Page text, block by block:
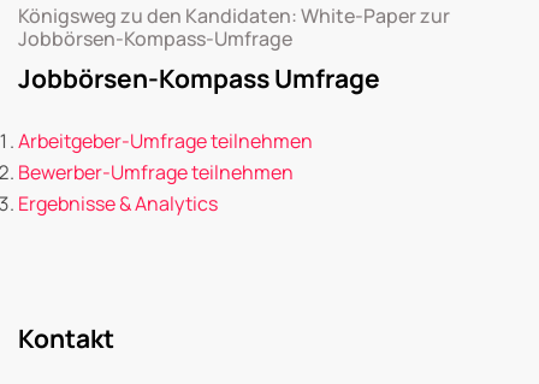
Königsweg zu den Kandidaten: White-Paper zur
Jobbörsen-Kompass-Umfrage
Jobbörsen-Kompass Umfrage
Arbeitgeber-Umfrage teilnehmen
Bewerber-Umfrage teilnehmen
Ergebnisse & Analytics
Kontakt